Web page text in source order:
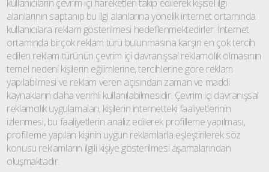
kullanıcıların çevrim içi hareketleri takip edilerek kişisel ilgi
alanlarının saptanıp bu ilgi alanlarına yönelik internet ortamında
kullanıcılara reklam gösterilmesi hedeflenmektedirler. İnternet
ortamında birçok reklam türü bulunmasına karşın en çok tercih
edilen reklam türünün çevrim içi davranışsal reklamcılık olmasının
temel nedeni kişilerin eğilimlerine, tercihlerine göre reklam
yapılabilmesi ve reklam veren açısından zaman ve maddi
kaynakların daha verimli kullanılabilmesidir. Çevrim içi davranışsal
reklamcılık uygulamaları; kişilerin internetteki faaliyetlerinin
izlenmesi, bu faaliyetlerin analiz edilerek profilleme yapılması,
profilleme yapılan kişinin uygun reklamlarla eşleştirilerek söz
konusu reklamların ilgili kişiye gösterilmesi aşamalarından
oluşmaktadır.